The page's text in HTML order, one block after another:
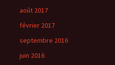
août 2017
février 2017
septembre 2016
juin 2016